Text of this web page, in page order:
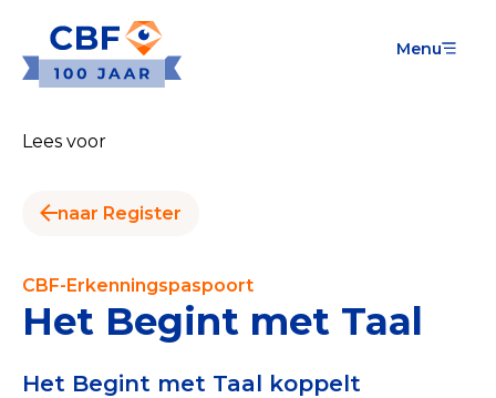
Menu
Goede Doelen
CBF-Erkenning aanvragen
Publiek
Veilig geven met het CBF-keurmerk
Lees voor
naar Register
CBF-Erkenningspaspoort
Het Begint met Taal
Het Begint met Taal koppelt